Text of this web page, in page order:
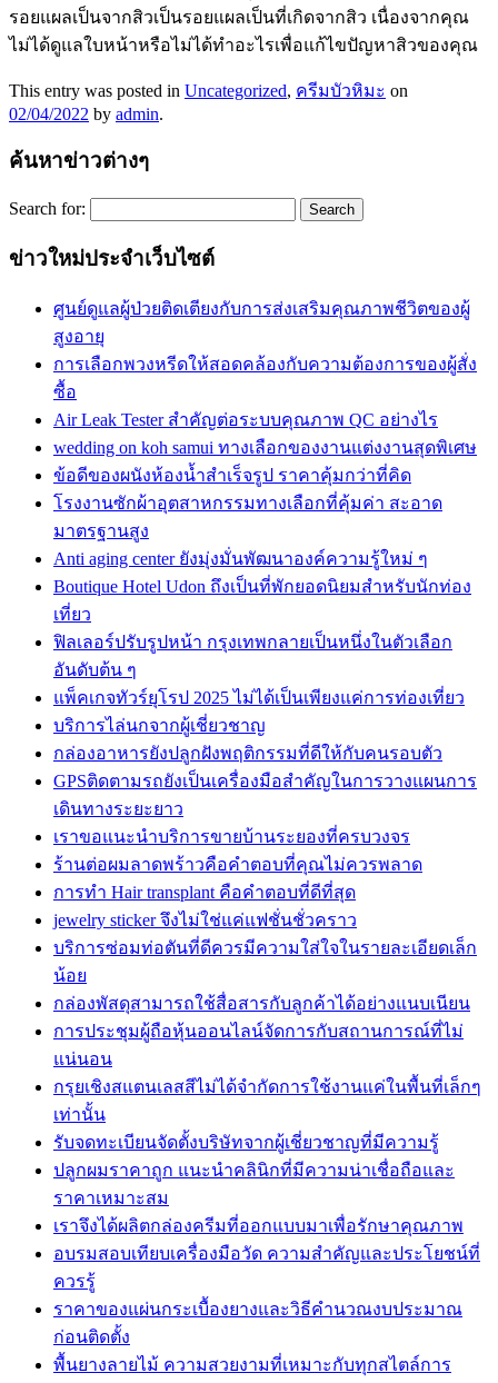
รอยแผลเป็นจากสิวเป็นรอยแผลเป็นที่เกิดจากสิว เนื่องจากคุณ
ไม่ได้ดูแลใบหน้าหรือไม่ได้ทำอะไรเพื่อแก้ไขปัญหาสิวของคุณ
This entry was posted in Uncategorized, ครีมบัวหิมะ on
02/04/2022 by admin.
ค้นหาข่าวต่างๆ
Search for:
ข่าวใหม่ประจำเว็บไซต์
ศูนย์ดูแลผู้ป่วยติดเตียงกับการส่งเสริมคุณภาพชีวิตของผู้
สูงอายุ
การเลือกพวงหรีดให้สอดคล้องกับความต้องการของผู้สั่ง
ซื้อ
Air Leak Tester สำคัญต่อระบบคุณภาพ QC อย่างไร
wedding on koh samui ทางเลือกของงานแต่งงานสุดพิเศษ
ข้อดีของผนังห้องน้ำสำเร็จรูป ราคาคุ้มกว่าที่คิด
โรงงานซักผ้าอุตสาหกรรมทางเลือกที่คุ้มค่า สะอาด
มาตรฐานสูง
Anti aging center ยังมุ่งมั่นพัฒนาองค์ความรู้ใหม่ ๆ
Boutique Hotel Udon ถึงเป็นที่พักยอดนิยมสำหรับนักท่อง
เที่ยว
ฟิลเลอร์ปรับรูปหน้า กรุงเทพกลายเป็นหนึ่งในตัวเลือก
อันดับต้น ๆ
แพ็คเกจทัวร์ยุโรป 2025 ไม่ได้เป็นเพียงแค่การท่องเที่ยว
บริการไล่นกจากผู้เชี่ยวชาญ
กล่องอาหารยังปลูกฝังพฤติกรรมที่ดีให้กับคนรอบตัว
GPSติดตามรถยังเป็นเครื่องมือสำคัญในการวางแผนการ
เดินทางระยะยาว
เราขอแนะนำบริการขายบ้านระยองที่ครบวงจร
ร้านต่อผมลาดพร้าวคือคำตอบที่คุณไม่ควรพลาด
การทำ Hair transplant คือคำตอบที่ดีที่สุด
jewelry sticker จึงไม่ใช่แค่แฟชั่นชั่วคราว
บริการซ่อมท่อตันที่ดีควรมีความใส่ใจในรายละเอียดเล็ก
น้อย
กล่องพัสดุสามารถใช้สื่อสารกับลูกค้าได้อย่างแนบเนียน
การประชุมผู้ถือหุ้นออนไลน์จัดการกับสถานการณ์ที่ไม่
แน่นอน
กรุยเชิงสแตนเลสสีไม่ได้จำกัดการใช้งานแค่ในพื้นที่เล็กๆ
เท่านั้น
รับจดทะเบียนจัดตั้งบริษัทจากผู้เชี่ยวชาญที่มีความรู้
ปลูกผมราคาถูก แนะนำคลินิกที่มีความน่าเชื่อถือและ
ราคาเหมาะสม
เราจึงได้ผลิตกล่องครีมที่ออกแบบมาเพื่อรักษาคุณภาพ
อบรมสอบเทียบเครื่องมือวัด ความสำคัญและประโยชน์ที่
ควรรู้
ราคาของแผ่นกระเบื้องยางและวิธีคำนวณงบประมาณ
ก่อนติดตั้ง
พื้นยางลายไม้ ความสวยงามที่เหมาะกับทุกสไตล์การ